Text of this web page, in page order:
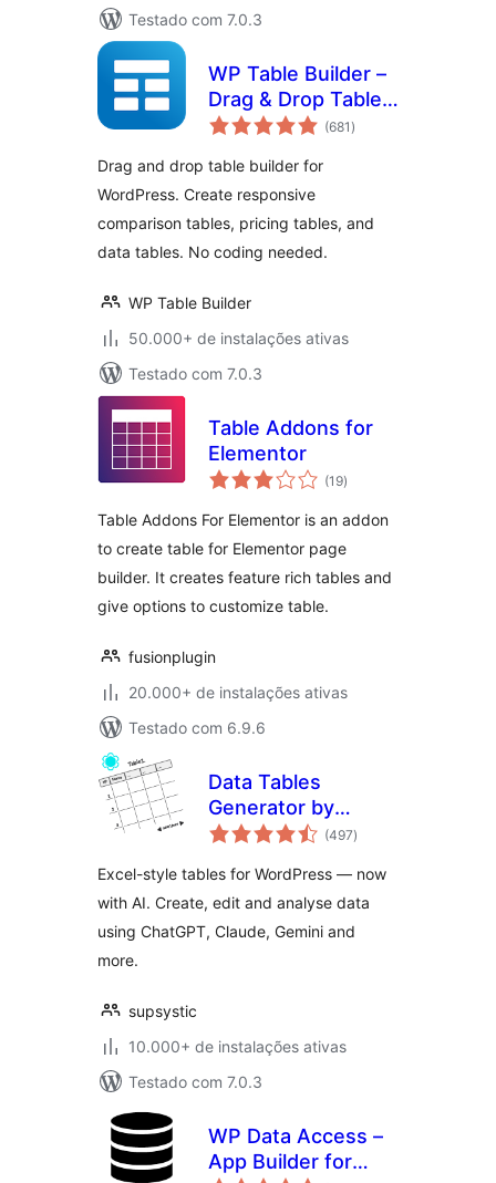
Testado com 7.0.3
WP Table Builder –
Drag & Drop Table
Builder
(681 total
de
)
Drag and drop table builder for
WordPress. Create responsive
comparison tables, pricing tables, and
data tables. No coding needed.
WP Table Builder
50.000+ de instalações ativas
Testado com 7.0.3
Table Addons for
Elementor
(19total
de
)
Table Addons For Elementor is an addon
to create table for Elementor page
builder. It creates feature rich tables and
give options to customize table.
fusionplugin
20.000+ de instalações ativas
Testado com 6.9.6
Data Tables
Generator by
Supsystic
(497total
de
)
Excel-style tables for WordPress — now
with AI. Create, edit and analyse data
using ChatGPT, Claude, Gemini and
more.
supsystic
10.000+ de instalações ativas
Testado com 7.0.3
WP Data Access –
App Builder for